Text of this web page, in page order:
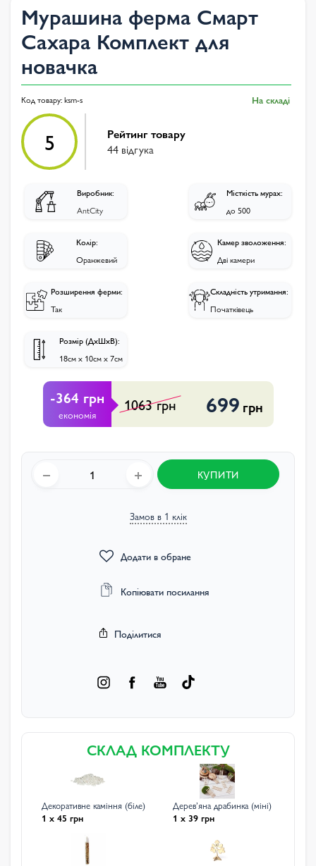
Мурашина ферма Смарт
Сахара Комплект для
новачка
Код товару:ksm-s На складі
5
Рейтинг товару
44 відгука
Виробник:
AntCity
Місткість мурах:
до 500
Колір:
Оранжевий
Камер зволоження:
Дві камери
Розширення ферми:
Так
Складність утримання:
Початківець
Розмір (ДхШхВ):
18см х 10см х 7см
-364 грн
економія 1063 грн 699 грн
КУПИТИ
Замов в 1 клік
Додати в обране
Копіювати посилання
Поділитися
СКЛАД КОМПЛЕКТУ
Декоративне каміння (біле)
1 x 45 грн
Деревʼяна драбинка (міні)
1 x 39 грн